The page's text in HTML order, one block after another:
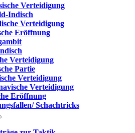
Verteidigung
Indisch
Verteidigung
Eröffnung
Verteidigung
Partie
Verteidigung
Verteidigung
Eröffnung
Schachtricks